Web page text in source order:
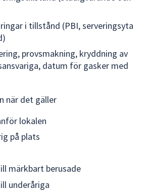
i tillstånd (PBI, serveringsyta
provsmakning, kryddning av
datum för gasker med
när det gäller
lokalen
på plats
märkbart berusade
underåriga